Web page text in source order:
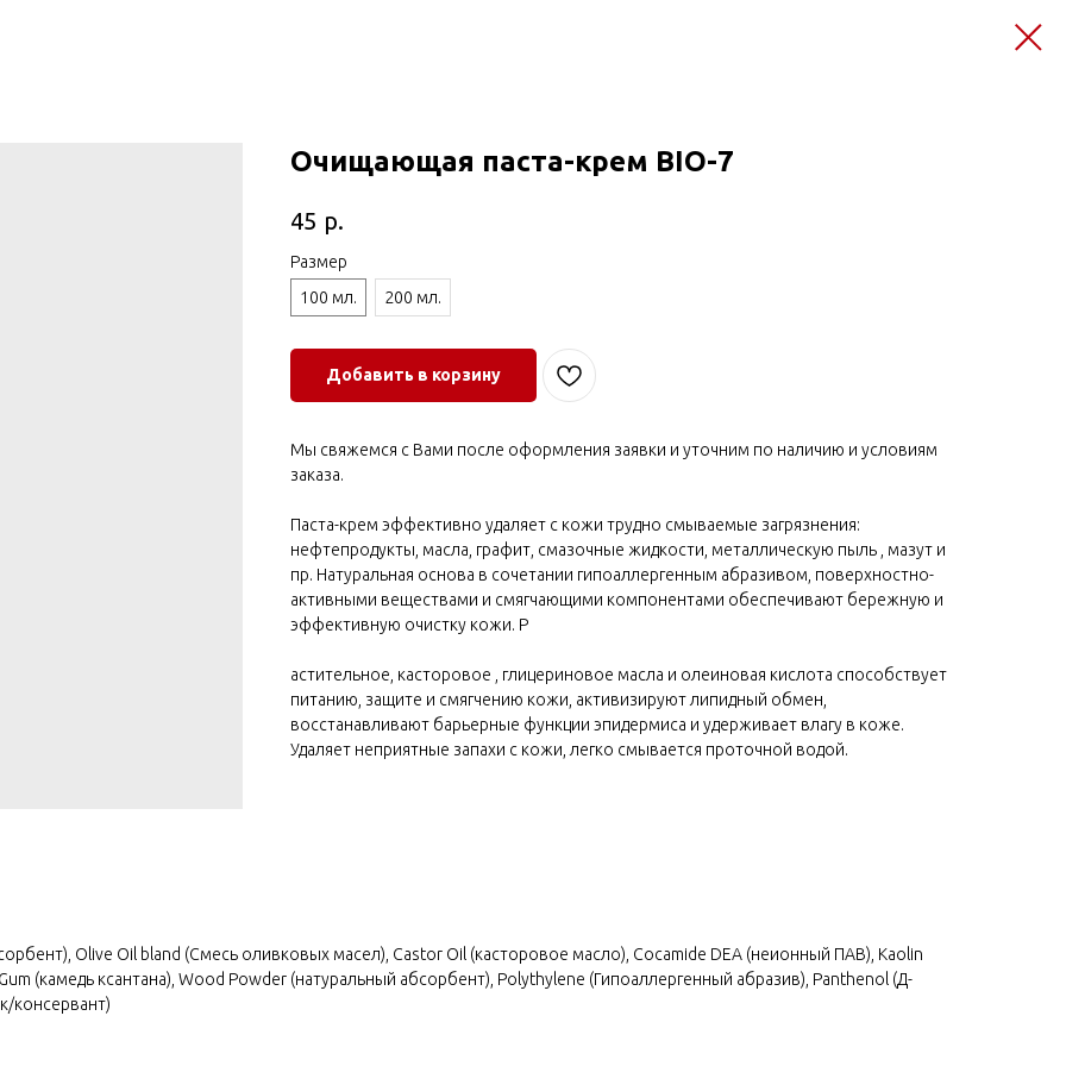
Очищающая паста-крем BIO-7
45 р.
Размер
100 мл.
200 мл.
Добавить в корзину
Мы свяжемся с Вами после оформления заявки и уточним по наличию и условиям
заказа.
Паста-крем эффективно удаляет с кожи трудно смываемые загрязнения:
нефтепродукты, масла, графит, смазочные жидкости, металлическую пыль , мазут и
пр. Натуральная основа в сочетании гипоаллергенным абразивом, поверхностно-
активными веществами и смягчающими компонентами обеспечивают бережную и
эффективную очистку кожи. Р
астительное, касторовое , глицериновое масла и олеиновая кислота способствует
питанию, защите и смягчению кожи, активизируют липидный обмен,
восстанавливают барьерные функции эпидермиса и удерживает влагу в коже.
Удаляет неприятные запахи с кожи, легко смывается проточной водой.
Olive Oil bland (Смесь оливковых масел), Castor Oil (касторовое масло), Cocamide DEA (неионный ПАВ), Kaolin
(камедь ксантана), Wood Powder (натуральный абсорбент), Polythylene (Гипоаллергенный абразив), Panthenol (Д-
консервант)